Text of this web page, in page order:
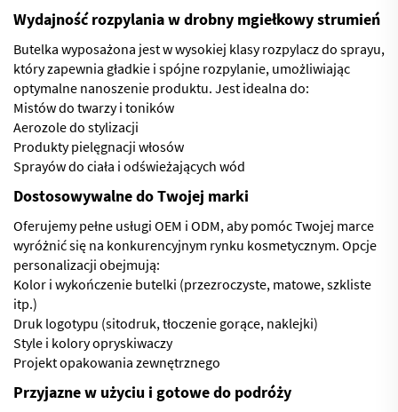
Wydajność rozpylania w drobny mgiełkowy strumień
Butelka wyposażona jest w wysokiej klasy rozpylacz do sprayu,
który zapewnia gładkie i spójne rozpylanie, umożliwiając
optymalne nanoszenie produktu. Jest idealna do:
Mistów do twarzy i toników
Aerozole do stylizacji
Produkty pielęgnacji włosów
Sprayów do ciała i odświeżających wód
Dostosowywalne do Twojej marki
Oferujemy pełne usługi OEM i ODM, aby pomóc Twojej marce
wyróżnić się na konkurencyjnym rynku kosmetycznym. Opcje
personalizacji obejmują:
Kolor i wykończenie butelki (przezroczyste, matowe, szkliste
itp.)
Druk logotypu (sitodruk, tłoczenie gorące, naklejki)
Style i kolory opryskiwaczy
Projekt opakowania zewnętrznego
Przyjazne w użyciu i gotowe do podróży